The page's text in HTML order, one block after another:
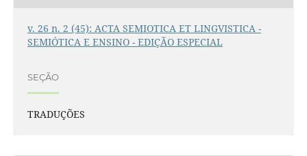
v. 26 n. 2 (45): ACTA SEMIOTICA ET LINGVISTICA -
SEMIÓTICA E ENSINO - EDIÇÃO ESPECIAL
SEÇÃO
TRADUÇÕES